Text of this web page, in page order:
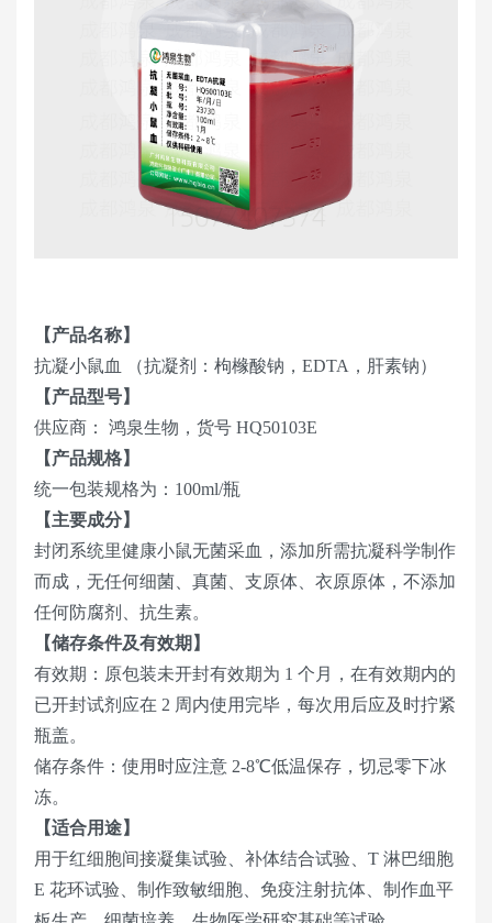
【产品名称】
抗凝小鼠血 （抗凝剂：枸橼酸钠，EDTA，肝素钠）
【产品型号】
供应商： 鸿泉生物，货号 HQ50103E
【产品规格】
统一包装规格为：100ml/瓶
【主要成分】
封闭系统里健康小鼠无菌采血，添加所需抗凝科学制作
而成，无任何细菌、真菌、支原体、衣原原体，不添加
任何防腐剂、抗生素。
【储存条件及有效期】
有效期：原包装未开封有效期为 1 个月，在有效期内的
已开封试剂应在 2 周内使用完毕，每次用后应及时拧紧
瓶盖。
储存条件：使用时应注意 2-8℃低温保存，切忌零下冰
冻。
【适合用途】
用于红细胞间接凝集试验、补体结合试验、T 淋巴细胞
E 花环试验、制作致敏细胞、免疫注射抗体、制作血平